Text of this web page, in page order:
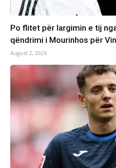
Po flitet për largimin e tij
qëndrimi i Mourinhos për
August 2, 2026